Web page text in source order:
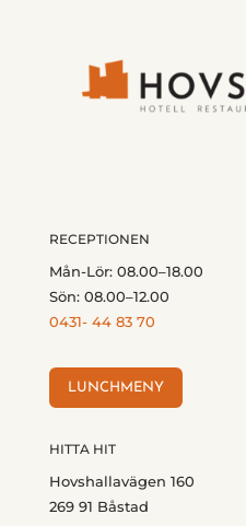
RECEPTIONEN
Mån-Lör: 08.00–18.00
Sön: 08.00–12.00
0431- 44 83 70
LUNCHMENY
HITTA HIT
Hovshallavägen 160
269 91 Båstad